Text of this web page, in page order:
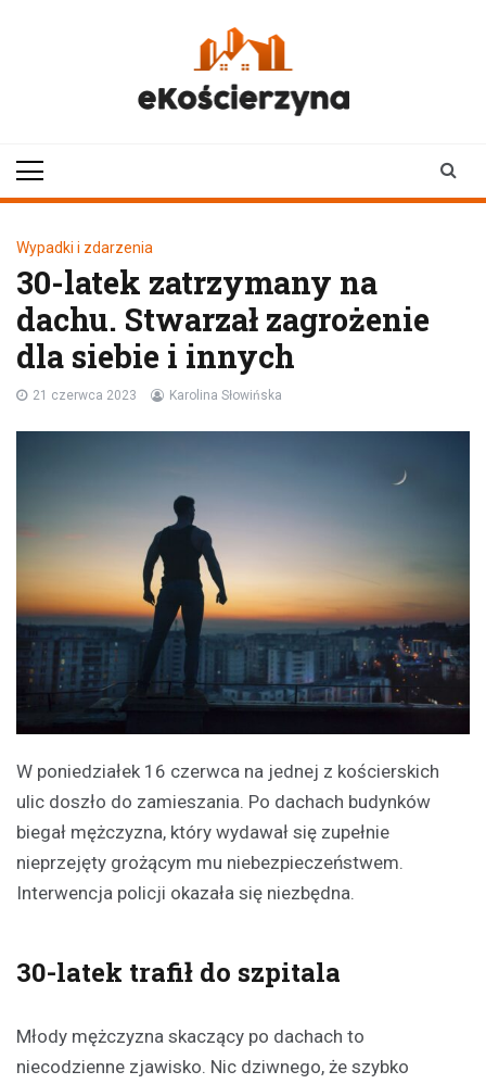
Wypadki i zdarzenia
30-latek zatrzymany na
dachu. Stwarzał zagrożenie
dla siebie i innych
21 czerwca 2023 Karolina Słowińska
W poniedziałek 16 czerwca na jednej z kościerskich
ulic doszło do zamieszania. Po dachach budynków
biegał mężczyzna, który wydawał się zupełnie
nieprzejęty grożącym mu niebezpieczeństwem.
Interwencja policji okazała się niezbędna.
30-latek trafił do szpitala
Młody mężczyzna skaczący po dachach to
niecodzienne zjawisko. Nic dziwnego, że szybko